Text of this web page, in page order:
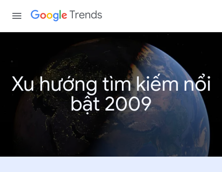
Trends
Xu hướng tìm kiếm nổi
bật 2009